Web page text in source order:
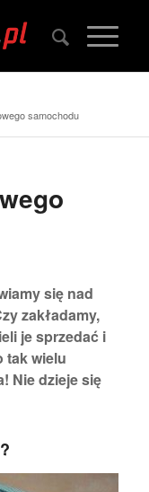
samochodu
się nad
zakładamy,
je sprzedać i
tak wielu
Nie dzieje się